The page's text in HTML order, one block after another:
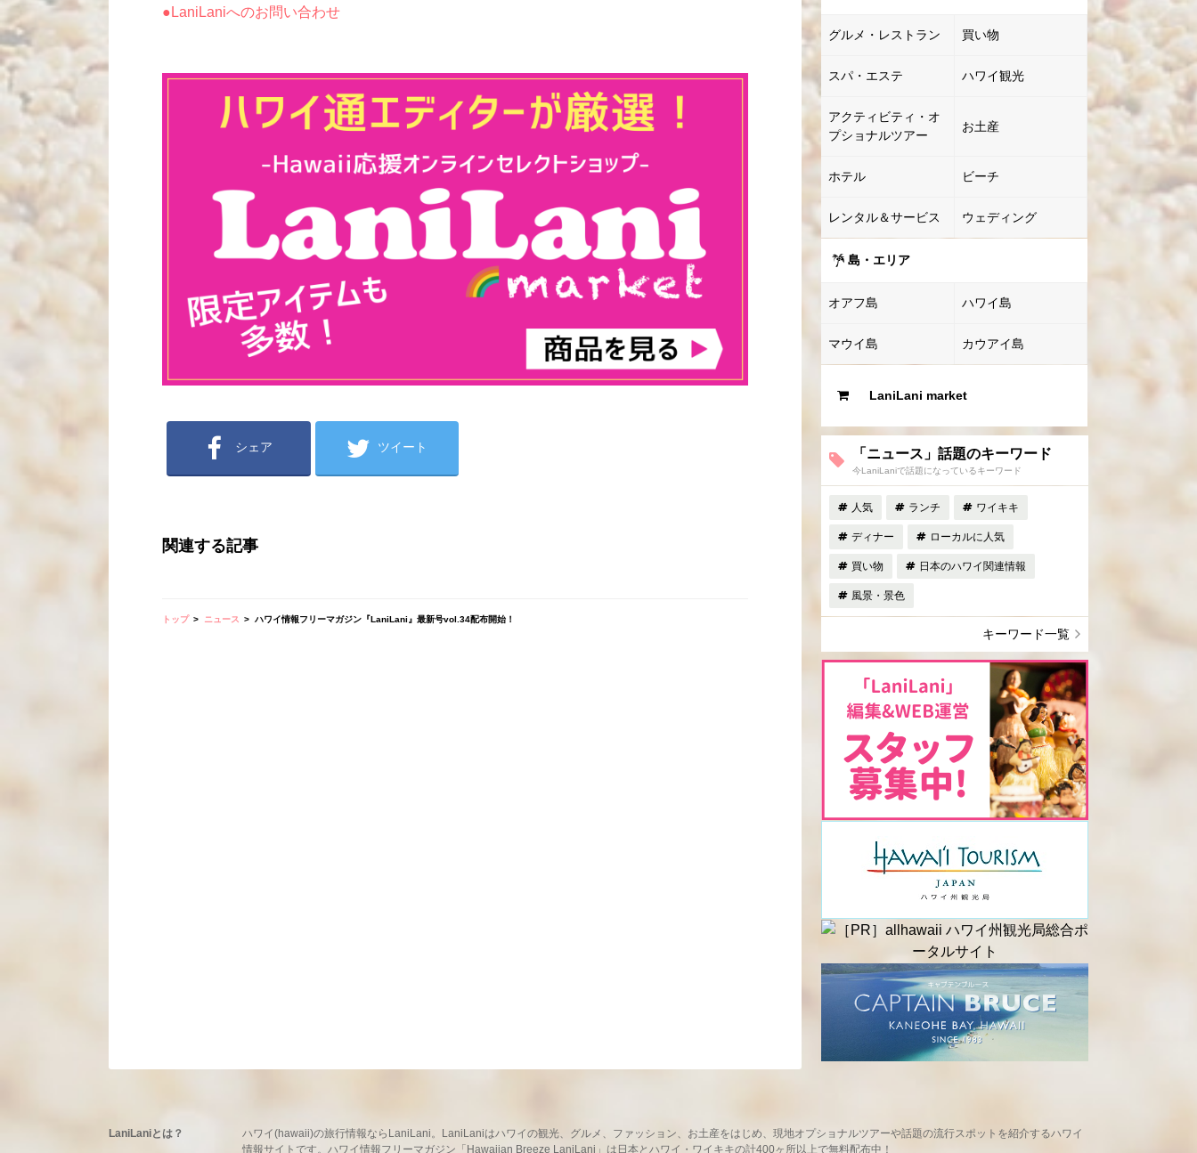
●LaniLaniへのお問い合わせ
シェア ツイート
関連する記事
トップ ニュース ハワイ情報フリーマガジン『LaniLani』最新号vol.34配布開始！
グルメ・レストラン 買い物
スパ・エステ ハワイ観光
アクティビティ・オ
プショナルツアー
お土産
ホテル ビーチ
レンタル＆サービス ウェディング
島・エリア
オアフ島 ハワイ島
マウイ島 カウアイ島
LaniLani market
「ニュース」話題のキーワード
今LaniLaniで話題になっているキーワード
人気 ランチ ワイキキ
ディナー ローカルに人気
買い物 日本のハワイ関連情報
風景・景色
キーワード一覧
LaniLaniとは？
ハワイ(hawaii)の旅行情報ならLaniLani。LaniLaniはハワイの観光、グルメ、ファッション、お土産をはじめ、現地オプショナルツアーや話題の流行スポットを紹介するハワイ
情報サイトです。ハワイ情報フリーマガジン「Hawaiian Breeze LaniLani」は日本とハワイ・ワイキキの計400ヶ所以上で無料配布中！